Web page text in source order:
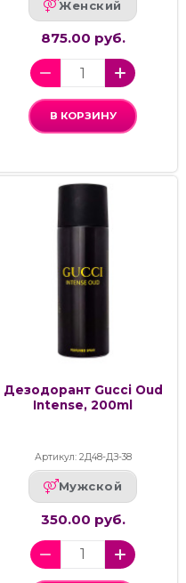
Женский
875.00 руб.
В КОРЗИНУ
Дезодорант Gucci Oud
Intense, 200ml
Артикул: 2Д48-ДЗ-38
Мужской
350.00 руб.